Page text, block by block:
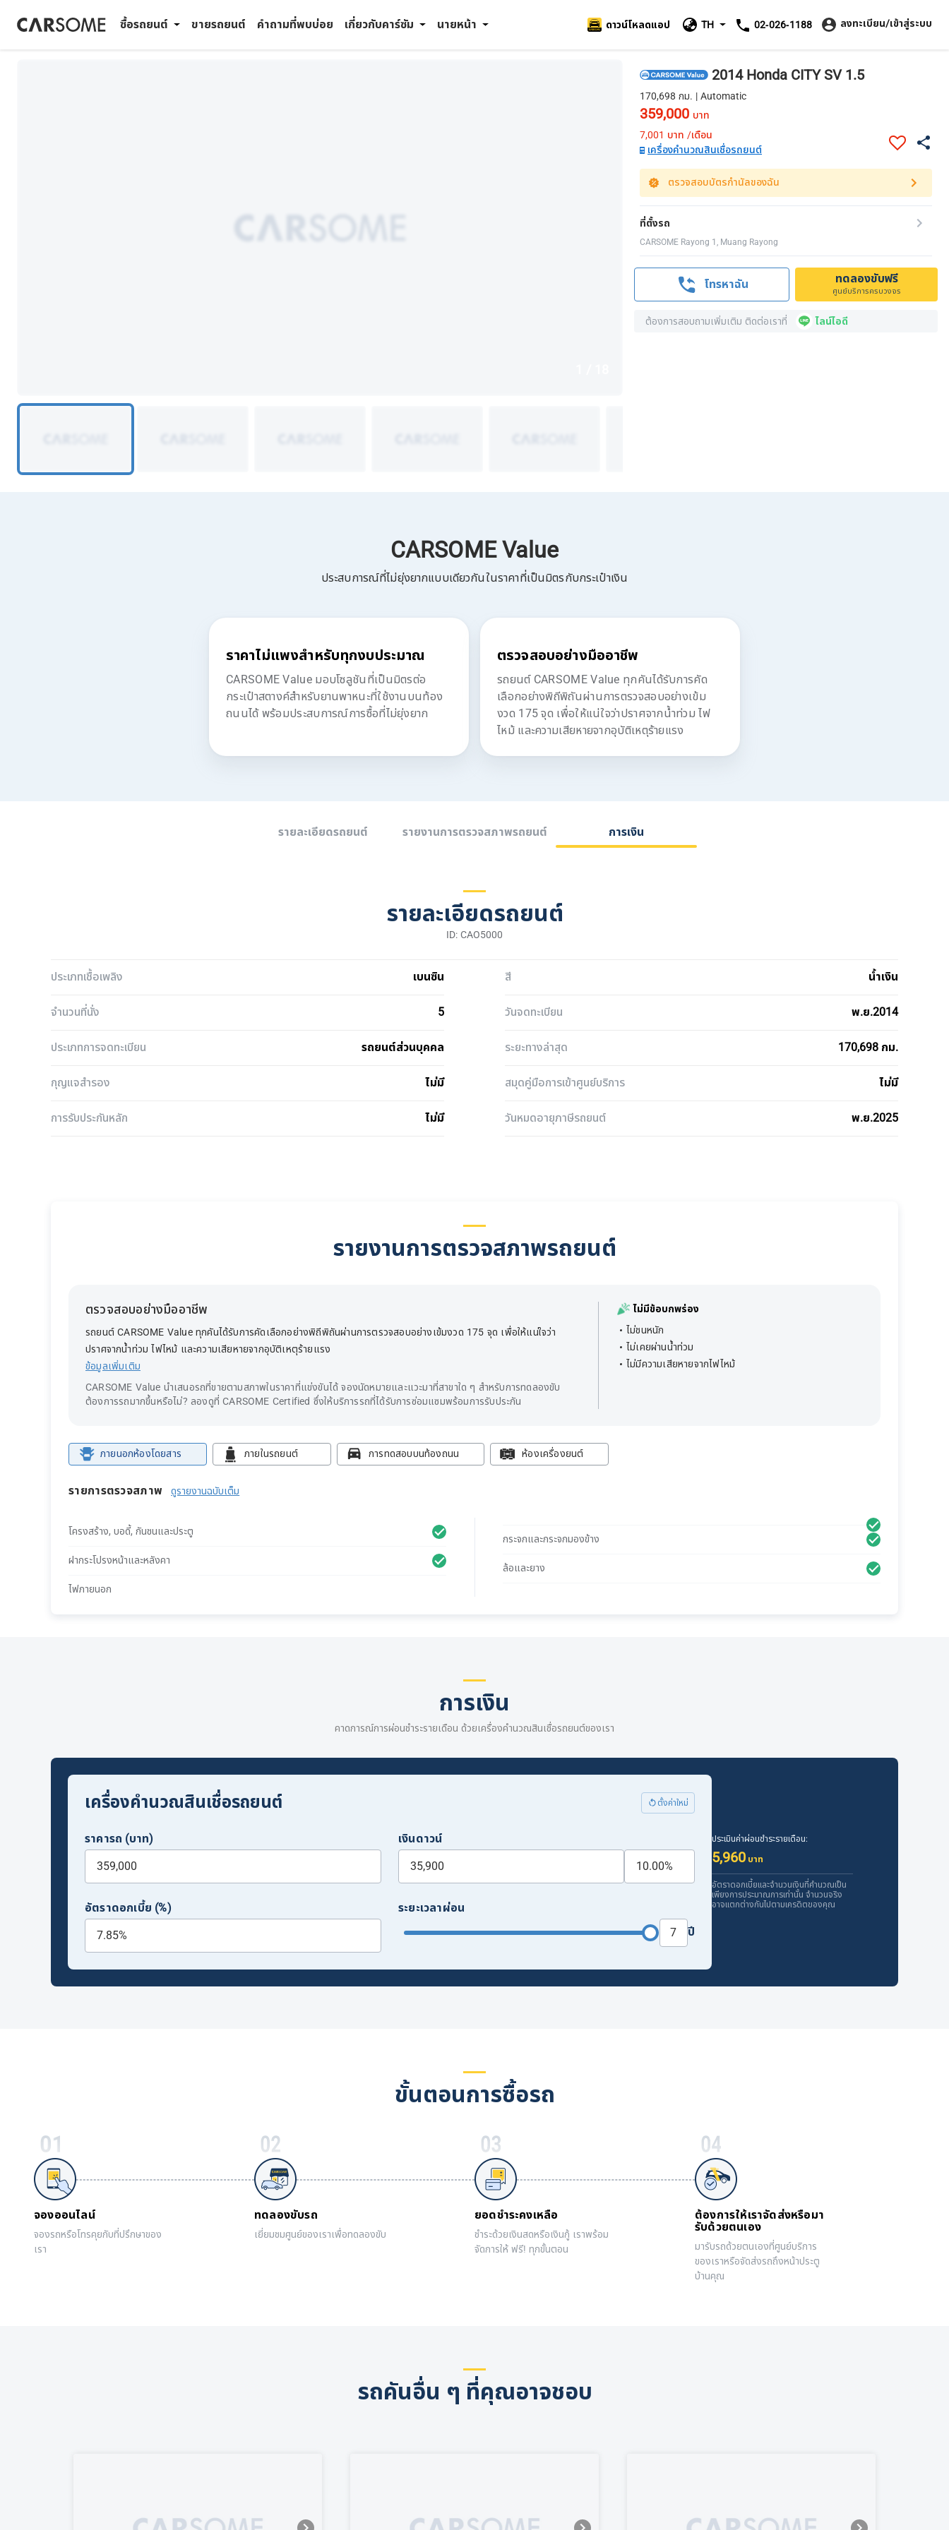
ซื้อรถยนต์ ขายรถยนต์ คำถามที่พบบ่อย เกี่ยวกับคาร์ซัม นายหน้า 02-026-1188
TH
ดาวน์โหลดแอป ลงทะเบียน/เข้าสู่ระบบ
2014 Honda CITY SV 1.5
170,698 กม. | Automatic
359,000 บาท
7,001 บาท /เดือน
เครื่องคำนวณสินเชื่อรถยนต์
ตรวจสอบบัตรกำนัลของฉัน
ที่ตั้งรถ
CARSOME Rayong 1, Muang Rayong
โทรหาฉัน ทดลองขับฟรี
ศูนย์บริการครบวงจร
ต้องการสอบถามเพิ่มเติม ติดต่อเราที่ ไลน์ไอดี
CARSOME Value
ประสบการณ์ที่ไม่ยุ่งยากแบบเดียวกันในราคาที่เป็นมิตรกับกระเป๋าเงิน
ราคาไม่แพงสำหรับทุกงบประมาณ
CARSOME Value มอบโซลูชันที่เป็นมิตรต่อ
กระเป๋าสตางค์สำหรับยานพาหนะที่ใช้งานบนท้อง
ถนนได้ พร้อมประสบการณ์การซื้อที่ไม่ยุ่งยาก
ตรวจสอบอย่างมืออาชีพ
รถยนต์ CARSOME Value ทุกคันได้รับการคัด
เลือกอย่างพิถีพิถันผ่านการตรวจสอบอย่างเข้ม
งวด 175 จุด เพื่อให้แน่ใจว่าปราศจากน้ำท่วม ไฟ
ไหม้ และความเสียหายจากอุบัติเหตุร้ายแรง
รายละเอียดรถยนต์ รายงานการตรวจสภาพรถยนต์ การเงิน
รายละเอียดรถยนต์
ID: CAO5000
ประเภทเชื้อเพลิง เบนซิน สี น้ำเงิน
จำนวนที่นั่ง 5 วันจดทะเบียน พ.ย.2014
ประเภทการจดทะเบียน รถยนต์ส่วนบุคคล ระยะทางล่าสุด 170,698 กม.
กุญแจสำรอง ไม่มี สมุดคู่มือการเข้าศูนย์บริการ ไม่มี
การรับประกันหลัก ไม่มี วันหมดอายุภาษีรถยนต์ พ.ย.2025
รายงานการตรวจสภาพรถยนต์
ตรวจสอบอย่างมืออาชีพ
รถยนต์ CARSOME Value ทุกคันได้รับการคัดเลือกอย่างพิถีพิถันผ่านการตรวจสอบอย่างเข้มงวด 175 จุด เพื่อให้แน่ใจว่า
ปราศจากน้ำท่วม ไฟไหม้ และความเสียหายจากอุบัติเหตุร้ายแรง
ข้อมูลเพิ่มเติม
CARSOME Value นำเสนอรถที่ขายตามสภาพในราคาที่แข่งขันได้ จองนัดหมายและแวะมาที่สาขาใด ๆ สำหรับการทดลองขับ
ต้องการรถมากขึ้นหรือไม่? ลองดูที่ CARSOME Certified ซึ่งให้บริการรถที่ได้รับการซ่อมแซมพร้อมการรับประกัน
ไม่มีข้อบกพร่อง
ไม่ชนหนัก
ไม่เคยผ่านน้ำท่วม
ไม่มีความเสียหายจากไฟไหม้
ภายนอกห้องโดยสาร ภายในรถยนต์ การทดสอบบนท้องถนน ห้องเครื่องยนต์
รายการตรวจสภาพ ดูรายงานฉบับเต็ม
โครงสร้าง, บอดี้, กันชนและประตู
ฝากระโปรงหน้าและหลังคา
ไฟภายนอก
กระจกและกระจกมองข้าง
ล้อและยาง
การเงิน
คาดการณ์การผ่อนชำระรายเดือน ด้วยเครื่องคำนวณสินเชื่อรถยนต์ของเรา
เครื่องคำนวณสินเชื่อรถยนต์ ตั้งค่าใหม่
ราคารถ (บาท) เงินดาวน์
อัตราดอกเบี้ย (%)
ระยะเวลาผ่อน
ปี
ประเมินค่าผ่อนชำระรายเดือน:
5,960 บาท
อัตราดอกเบี้ยและจำนวนเงินที่คำนวณเป็น
เพียงการประมาณการเท่านั้น จำนวนจริง
อาจแตกต่างกันไปตามเครดิตของคุณ
ขั้นตอนการซื้อรถ
จองออนไลน์
จองรถหรือโทรคุยกับที่ปรึกษาของ
เรา
ทดลองขับรถ
เยี่ยมชมศูนย์ของเราเพื่อทดลองขับ
ยอดชำระคงเหลือ
ชำระด้วยเงินสดหรือเงินกู้ เราพร้อม
จัดการให้ ฟรี! ทุกขั้นตอน
ต้องการให้เราจัดส่งหรือมา
รับด้วยตนเอง
มารับรถด้วยตนเองที่ศูนย์บริการ
ของเราหรือจัดส่งรถถึงหน้าประตู
บ้านคุณ
รถคันอื่น ๆ ที่คุณอาจชอบ